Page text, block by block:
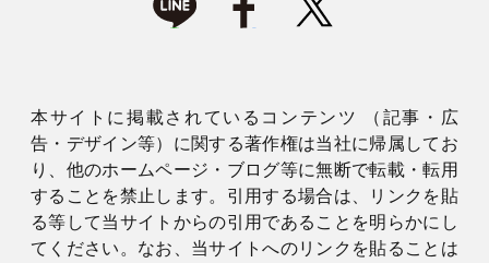
本サイトに掲載されているコンテンツ （記事・広
告・デザイン等）に関する著作権は当社に帰属してお
り、他のホームページ・ブログ等に無断で転載・転用
することを禁止します。引用する場合は、リンクを貼
る等して当サイトからの引用であることを明らかにし
てください。なお、当サイトへのリンクを貼ることは